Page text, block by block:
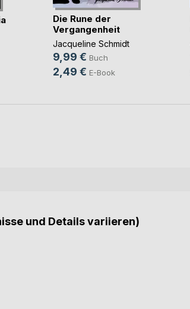
Die Rune der
Vergangenheit
Jacqueline Schmidt
9,99 € Buch
2,49 € E-Book
und Details variieren)